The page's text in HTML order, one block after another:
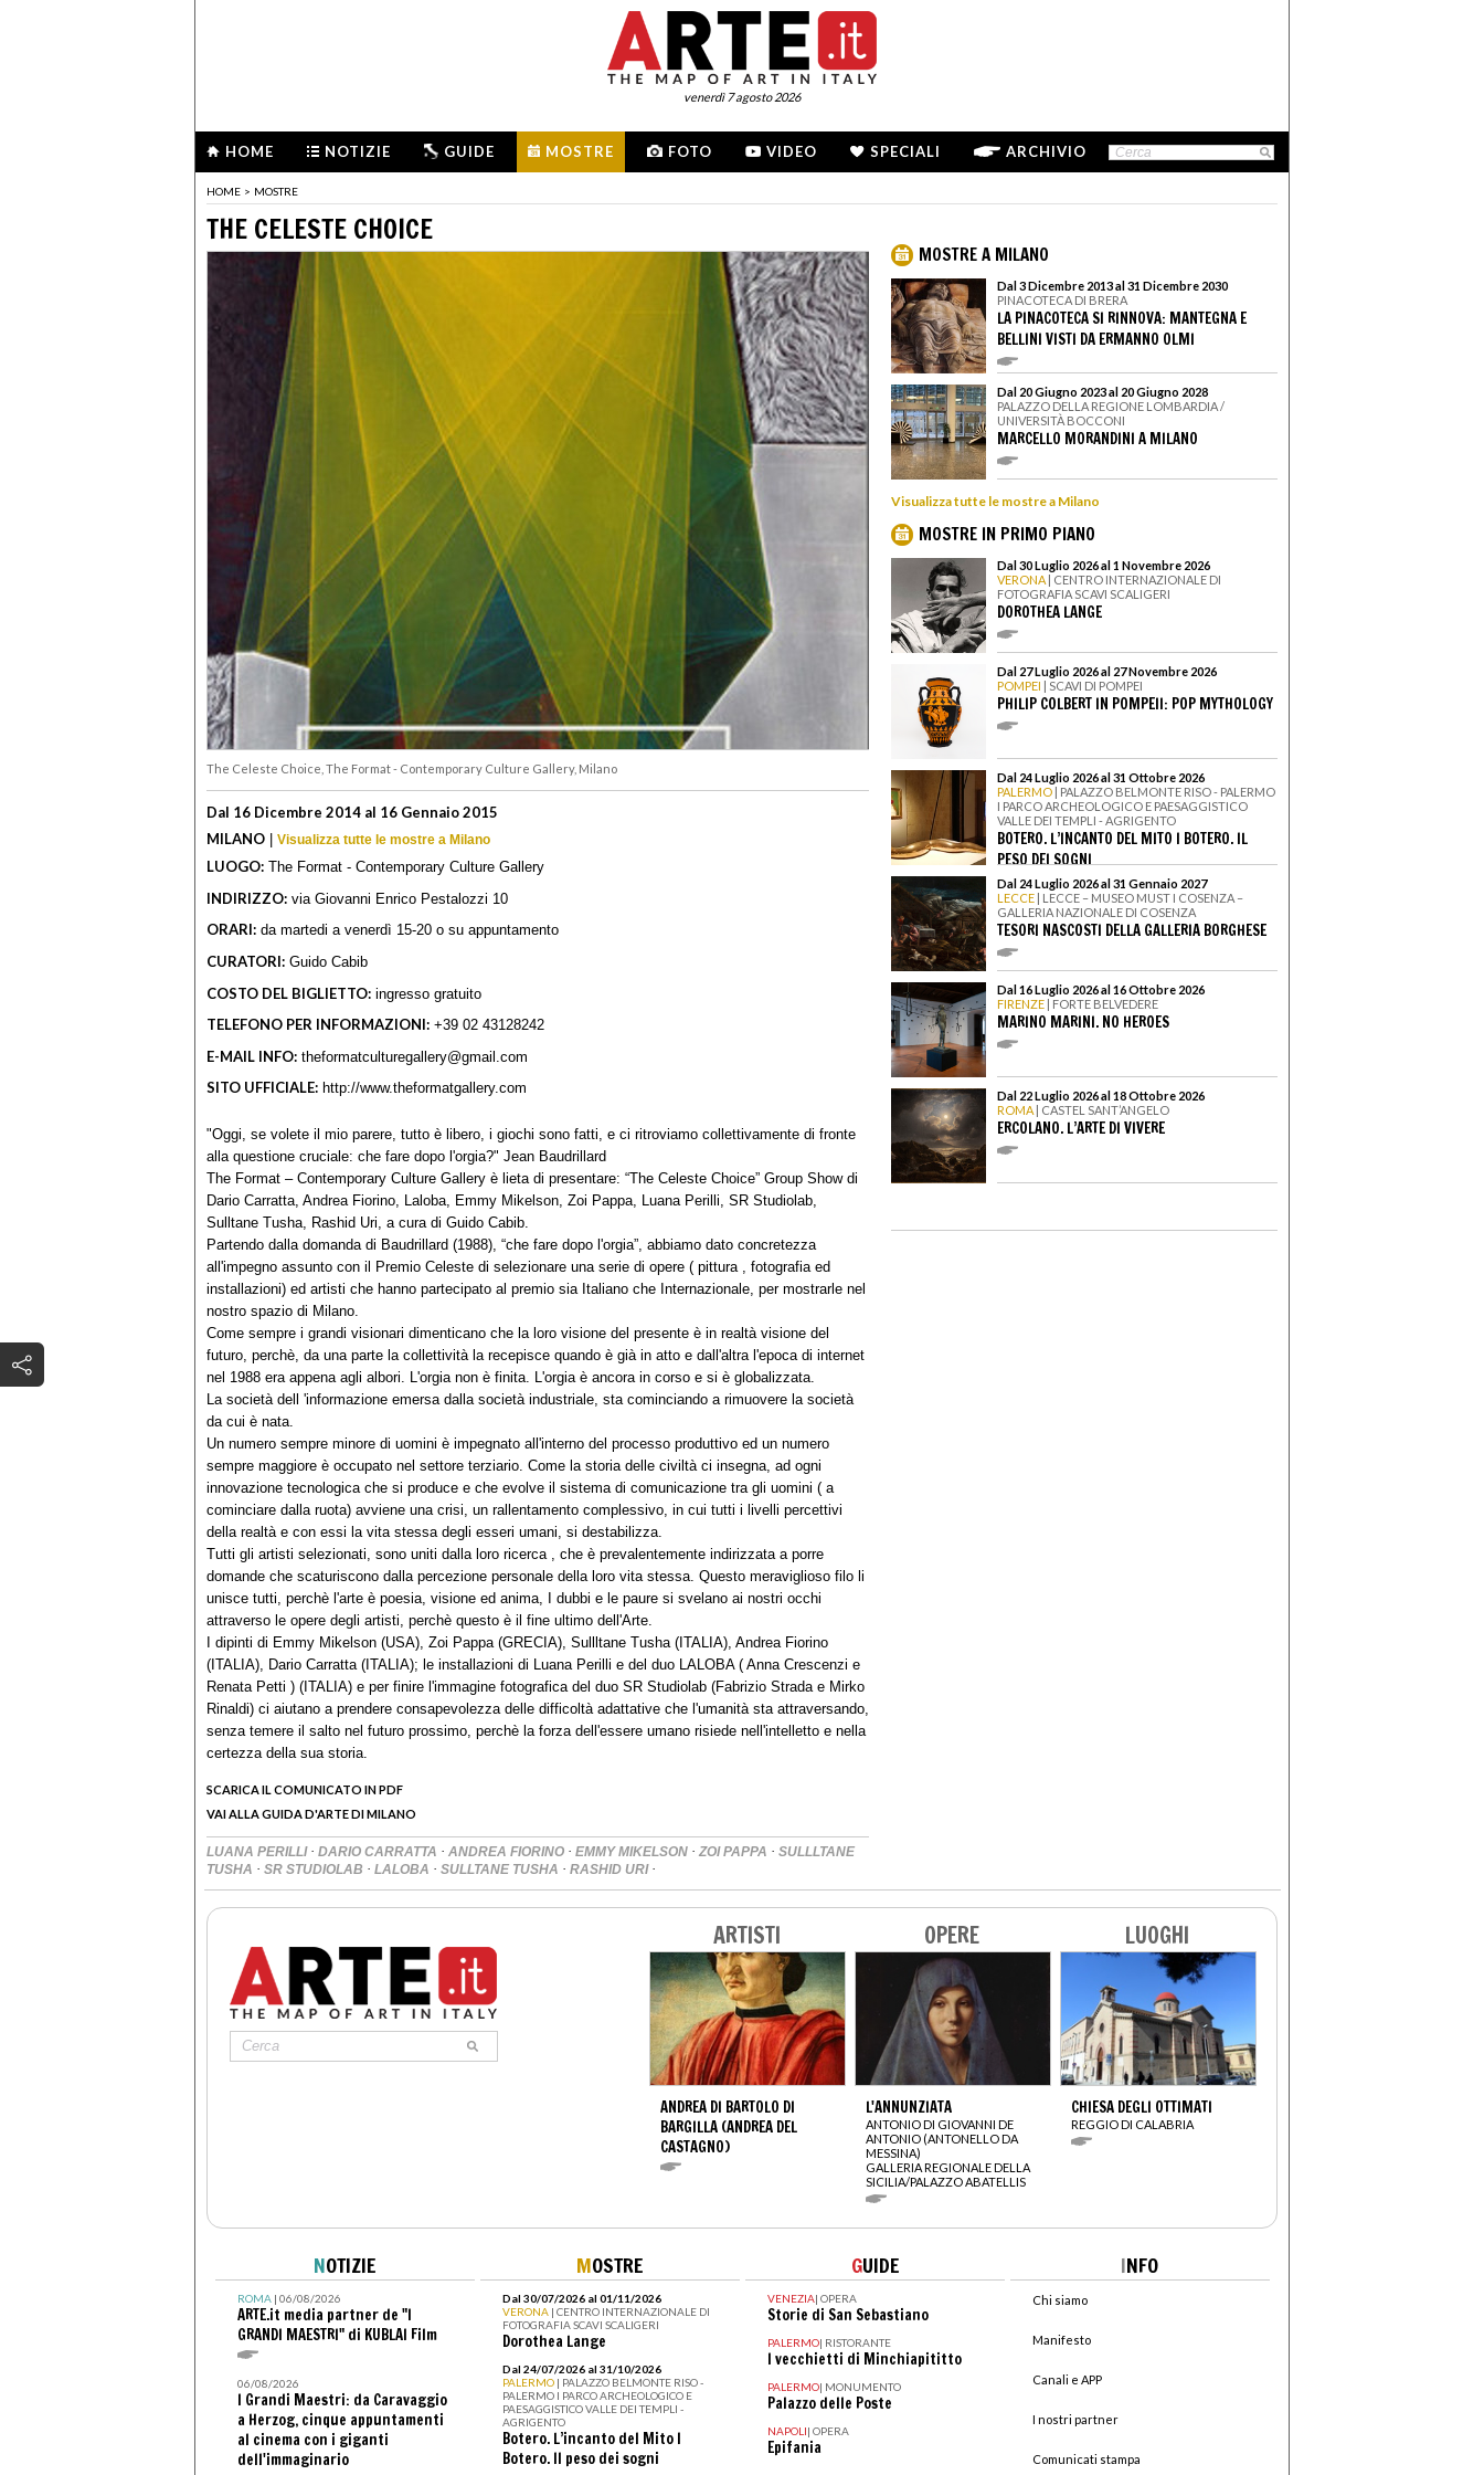
venerdì 7 agosto 2026
HOME NOTIZIE GUIDE MOSTRE FOTO VIDEO SPECIALI ARCHIVIO
HOME > MOSTRE
THE CELESTE CHOICE
The Celeste Choice, The Format - Contemporary Culture Gallery, Milano
Dal 16 Dicembre 2014 al 16 Gennaio 2015
MILANO | Visualizza tutte le mostre a Milano
LUOGO: The Format - Contemporary Culture Gallery
INDIRIZZO: via Giovanni Enrico Pestalozzi 10
ORARI: da martedi a venerdì 15-20 o su appuntamento
CURATORI: Guido Cabib
COSTO DEL BIGLIETTO: ingresso gratuito
TELEFONO PER INFORMAZIONI: +39 02 43128242
E-MAIL INFO: theformatculturegallery@gmail.com
SITO UFFICIALE: http://www.theformatgallery.com
"Oggi, se volete il mio parere, tutto è libero, i giochi sono fatti, e ci ritroviamo collettivamente di fronte
alla questione cruciale: che fare dopo l'orgia?" Jean Baudrillard
The Format – Contemporary Culture Gallery è lieta di presentare: “The Celeste Choice” Group Show di
Dario Carratta, Andrea Fiorino, Laloba, Emmy Mikelson, Zoi Pappa, Luana Perilli, SR Studiolab,
Sulltane Tusha, Rashid Uri, a cura di Guido Cabib.
Partendo dalla domanda di Baudrillard (1988), “che fare dopo l'orgia”, abbiamo dato concretezza
all'impegno assunto con il Premio Celeste di selezionare una serie di opere ( pittura , fotografia ed
installazioni) ed artisti che hanno partecipato al premio sia Italiano che Internazionale, per mostrarle nel
nostro spazio di Milano.
Come sempre i grandi visionari dimenticano che la loro visione del presente è in realtà visione del
futuro, perchè, da una parte la collettività la recepisce quando è già in atto e dall'altra l'epoca di internet
nel 1988 era appena agli albori. L'orgia non è finita. L'orgia è ancora in corso e si è globalizzata.
La società dell 'informazione emersa dalla società industriale, sta cominciando a rimuovere la società
da cui è nata.
Un numero sempre minore di uomini è impegnato all'interno del processo produttivo ed un numero
sempre maggiore è occupato nel settore terziario. Come la storia delle civiltà ci insegna, ad ogni
innovazione tecnologica che si produce e che evolve il sistema di comunicazione tra gli uomini ( a
cominciare dalla ruota) avviene una crisi, un rallentamento complessivo, in cui tutti i livelli percettivi
della realtà e con essi la vita stessa degli esseri umani, si destabilizza.
Tutti gli artisti selezionati, sono uniti dalla loro ricerca , che è prevalentemente indirizzata a porre
domande che scaturiscono dalla percezione personale della loro vita stessa. Questo meraviglioso filo li
unisce tutti, perchè l'arte è poesia, visione ed anima, I dubbi e le paure si svelano ai nostri occhi
attraverso le opere degli artisti, perchè questo è il fine ultimo dell'Arte.
I dipinti di Emmy Mikelson (USA), Zoi Pappa (GRECIA), Sullltane Tusha (ITALIA), Andrea Fiorino
(ITALIA), Dario Carratta (ITALIA); le installazioni di Luana Perilli e del duo LALOBA ( Anna Crescenzi e
Renata Petti ) (ITALIA) e per finire l'immagine fotografica del duo SR Studiolab (Fabrizio Strada e Mirko
Rinaldi) ci aiutano a prendere consapevolezza delle difficoltà adattative che l'umanità sta attraversando,
senza temere il salto nel futuro prossimo, perchè la forza dell'essere umano risiede nell'intelletto e nella
certezza della sua storia.
SCARICA IL COMUNICATO IN PDF
VAI ALLA GUIDA D'ARTE DI MILANO
LUANA PERILLI · DARIO CARRATTA · ANDREA FIORINO · EMMY MIKELSON · ZOI PAPPA · SULLLTANE
TUSHA · SR STUDIOLAB · LALOBA · SULLTANE TUSHA · RASHID URI ·
MOSTRE A MILANO
Dal 3 Dicembre 2013 al 31 Dicembre 2030
PINACOTECA DI BRERA
LA PINACOTECA SI RINNOVA: MANTEGNA E
BELLINI VISTI DA ERMANNO OLMI
Dal 20 Giugno 2023 al 20 Giugno 2028
PALAZZO DELLA REGIONE LOMBARDIA /
UNIVERSITÀ BOCCONI
MARCELLO MORANDINI A MILANO
Visualizza tutte le mostre a Milano
MOSTRE IN PRIMO PIANO
Dal 30 Luglio 2026 al 1 Novembre 2026
VERONA | CENTRO INTERNAZIONALE DI
FOTOGRAFIA SCAVI SCALIGERI
DOROTHEA LANGE
Dal 27 Luglio 2026 al 27 Novembre 2026
POMPEI | SCAVI DI POMPEI
PHILIP COLBERT IN POMPEII: POP MYTHOLOGY
Dal 24 Luglio 2026 al 31 Ottobre 2026
PALERMO | PALAZZO BELMONTE RISO - PALERMO
I PARCO ARCHEOLOGICO E PAESAGGISTICO
VALLE DEI TEMPLI - AGRIGENTO
BOTERO. L’INCANTO DEL MITO I BOTERO. IL
PESO DEI SOGNI
Dal 24 Luglio 2026 al 31 Gennaio 2027
LECCE | LECCE – MUSEO MUST I COSENZA –
GALLERIA NAZIONALE DI COSENZA
TESORI NASCOSTI DELLA GALLERIA BORGHESE
Dal 16 Luglio 2026 al 16 Ottobre 2026
FIRENZE | FORTE BELVEDERE
MARINO MARINI. NO HEROES
Dal 22 Luglio 2026 al 18 Ottobre 2026
ROMA | CASTEL SANT’ANGELO
ERCOLANO. L’ARTE DI VIVERE
ARTISTI
ANDREA DI BARTOLO DI
BARGILLA (ANDREA DEL
CASTAGNO)
OPERE
L'ANNUNZIATA
ANTONIO DI GIOVANNI DE
ANTONIO (ANTONELLO DA
MESSINA)
GALLERIA REGIONALE DELLA
SICILIA/PALAZZO ABATELLIS
LUOGHI
CHIESA DEGLI OTTIMATI
REGGIO DI CALABRIA
NOTIZIE
ROMA| 06/08/2026
ARTE.it media partner de "I
GRANDI MAESTRI" di KUBLAI Film
06/08/2026
I Grandi Maestri: da Caravaggio
a Herzog, cinque appuntamenti
al cinema con i giganti
dell'immaginario
MOSTRE
Dal 30/07/2026 al 01/11/2026
VERONA | CENTRO INTERNAZIONALE DI
FOTOGRAFIA SCAVI SCALIGERI
Dorothea Lange
Dal 24/07/2026 al 31/10/2026
PALERMO | PALAZZO BELMONTE RISO -
PALERMO I PARCO ARCHEOLOGICO E
PAESAGGISTICO VALLE DEI TEMPLI -
AGRIGENTO
Botero. L’incanto del Mito I
Botero. Il peso dei sogni
GUIDE
VENEZIA| OPERA
Storie di San Sebastiano
PALERMO| RISTORANTE
I vecchietti di Minchiapititto
PALERMO| MONUMENTO
Palazzo delle Poste
NAPOLI| OPERA
Epifania
INFO
Chi siamo
Manifesto
Canali e APP
I nostri partner
Comunicati stampa